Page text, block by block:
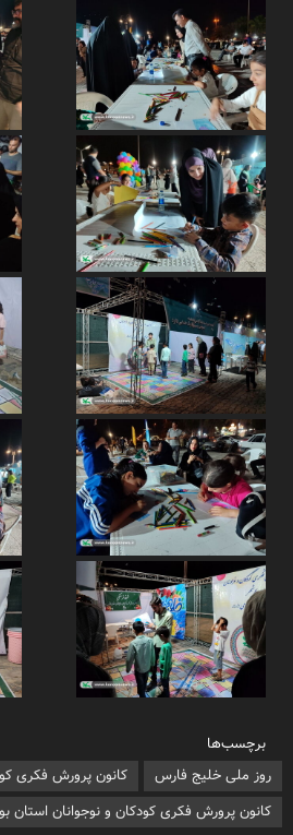
برچسب‌ها
روز ملی خلیج فارس
کانون پرورش فکری
کانون پرورش فکری کودکان و نوجوانان استان